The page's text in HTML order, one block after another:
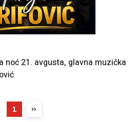
noć 21. avgusta, glavna muzička
1